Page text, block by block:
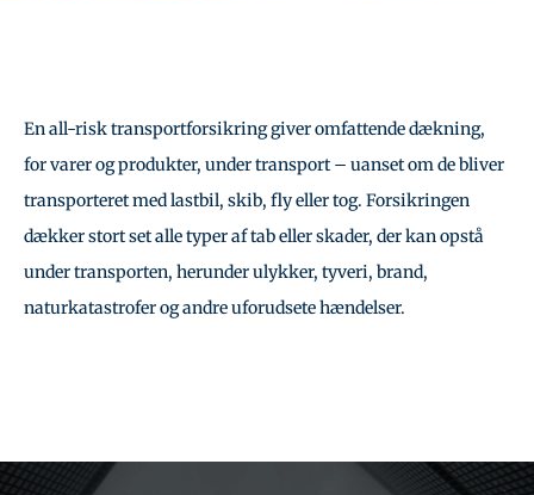
En all-risk transportforsikring giver omfattende dækning,
for varer og produkter, under transport – uanset om de bliver
transporteret med lastbil, skib, fly eller tog. Forsikringen
dækker stort set alle typer af tab eller skader, der kan opstå
under transporten, herunder ulykker, tyveri, brand,
naturkatastrofer og andre uforudsete hændelser.